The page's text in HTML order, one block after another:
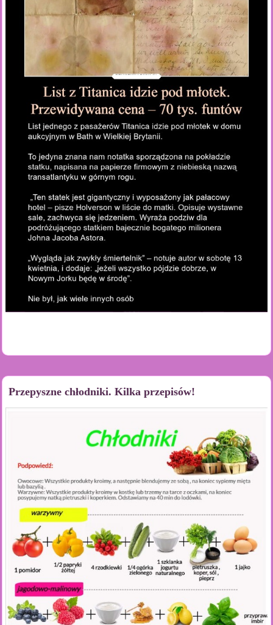
Przepyszne chłodniki. Kilka przepisów!